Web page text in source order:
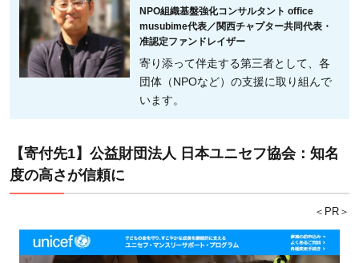
NPO組織基盤強化コンサルタント office
musubime代表／関西チャプター共同代表・
准認定ファンドレイザー
寄り添って伴走する第三者として、各
団体（NPOなど）の支援に取り組んで
います。
【寄付先1】公益財団法人 日本ユニセフ協会：知名
度の高さが信頼に
＜PR＞